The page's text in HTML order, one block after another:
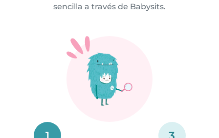
sencilla a través de Babysits.